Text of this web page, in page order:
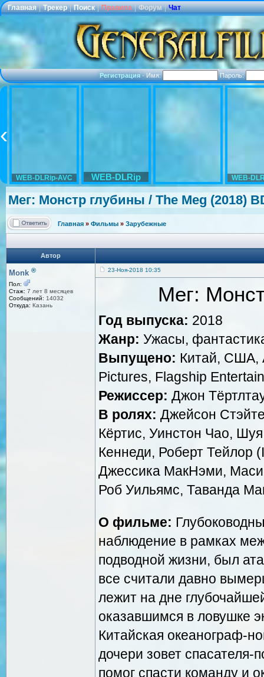
Главная | Трекер | Поиск | Правила | Форум | Чат
Регистрация·Имя: Пароль:
WEB-DLRip-AVC WEB-DLRip WEB-
Мег: Монстр глубины / The Meg (2018)
Главная » Фильмы » Зарубежные
Автор
Monk ®
Пол:
Стаж: 7 лет 8 месяцев
Сообщений: 14032
Откуда: Казань
23-Ноя-2018 10:35
Мег:
Год выпуска: 2018
Жанр: Ужасы,
Выпущено: Китай, США,
Pictures, Flagship
Режиссер: Джон
В ролях: Джейсон
Кёртис, Уинстон Чао,
Кеннеди, Роберт
Джессика МакНэми,
Роб Уильямс, Таванда
О фильме:
наблюдение в рамках
подводной жизни, был
все считали давно
лежит на дне
оказавшимся в ловушке
Китайская океанограф-
дочери зовет
помог спасти команду и